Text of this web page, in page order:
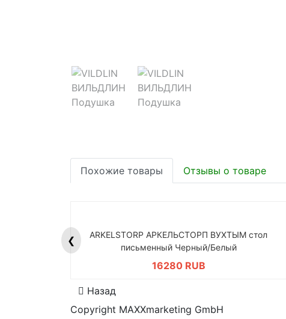
Похожие товары Отзывы о товаре
❮
ARKELSTORP АРКЕЛЬСТОРП ВУХТЫМ стол
письменный Черный/Белый
16280 RUB
Назад
Copyright MAXXmarketing GmbH